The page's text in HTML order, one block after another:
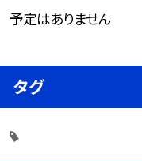
予定はありません
タグ